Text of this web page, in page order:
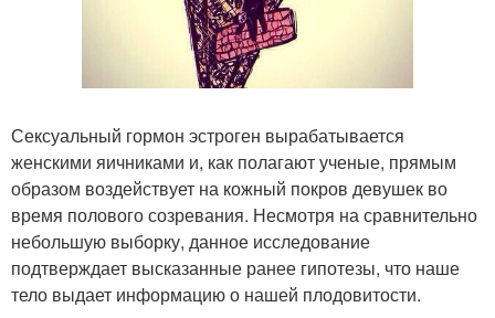
Сексуальный гормон эстроген вырабатывается
женскими яичниками и, как полагают ученые, прямым
образом воздействует на кожный покров девушек во
время полового созревания. Несмотря на сравнительно
небольшую выборку, данное исследование
подтверждает высказанные ранее гипотезы, что наше
тело выдает информацию о нашей плодовитости.